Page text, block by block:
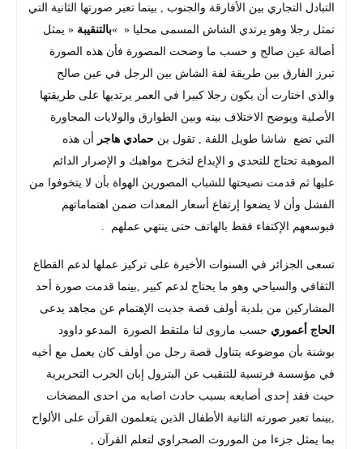
التبادل التجاري بين الأفارقة والجنوب , بينما تعبر صورتها الثانية التي
تمثل رجلا وهو يرتدي الشاش المسمى محليا « »بالتنقيبة « يمثل
أصالة عين صالح و حسب ما وضحت المصورة فأن هذه الصورة
تبرز الفارق بين طريقة لفة الشاش بين الرجل في عين صالح
والذي اختارت أن يكون رجلا كبيرا في العمر يرتديها على طريقتها
الأصلية ويوضح الاختلاف بينه وبين الطوارق والولايات المجاورة
التي تضع شاشا طويل اللفة , تقول بن حمادي هاجر
أن هذه
الموهبة تحتاج للتحدي و الإبداع لتخرج مواهبك و الإصرار الدائم
عليها ثم قدمت نصيحتها للشباب المصورين الهواة بأن لا يتخوفوا من
الفشل وأن لا يضعوا إرتفاع أسعار المعدات ضمن اهتماماتهم
فبوسعهم الإكتفاء فقط بالهاتف حتى ينتهي عملهم .
تسعى الجزائر في السنوات الأخيرة على تركيز عملها لدعم القطاع
الثقافي والسياحي وهو ما يحتاج لدعم كبير ,بينما قدمت صورة أحد
المشاركين من بلدية أولف قصة جذبت الإهتمام عن مجاهد يدعى
الحاج أعموري حسب ماروى لنا ملتقط الصورة المدعو داوود
بوشنة بأن موضوعه يتناول قصة رجل من أولف كان يعمل مع أخيه
في مؤسسة فرنسية للتنقيب عن البترول إبان الحرب التحريرية
حيث فقد إحدى أصابعه بسبب حادث اصابه من احدى المضخات
,بينما تعبر صورته الثانية الأطفال الذين يتعلمون القرآن على الألواح
بما يمثل جزءا من الموروث الصحراوي لتعلم القرآن ,